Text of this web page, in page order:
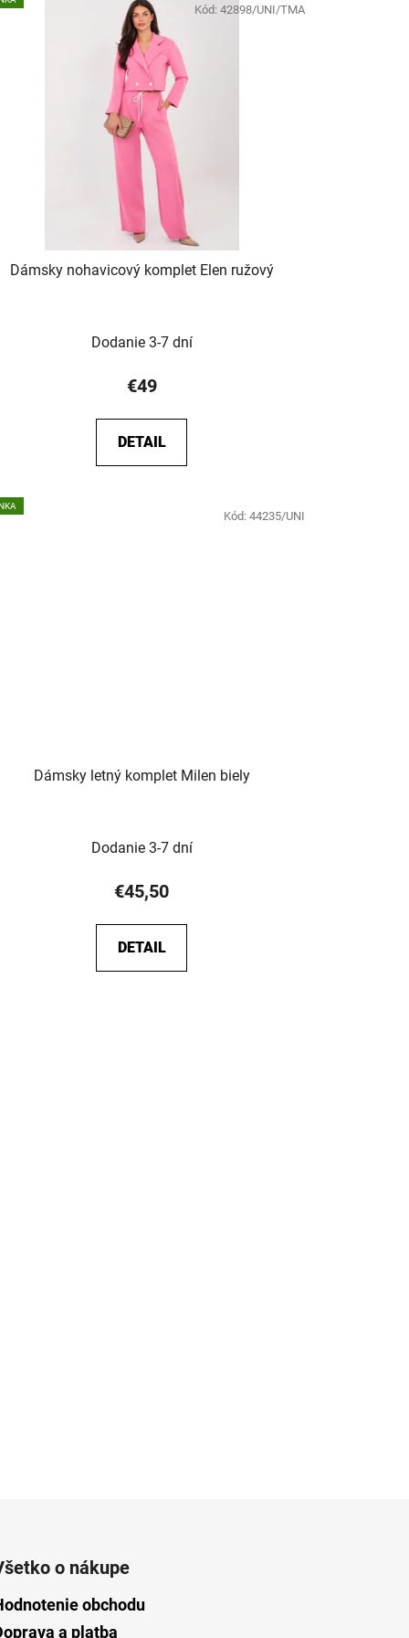
Dámsky nohavicový komplet Elen ružový
Dodanie 3-7 dní
€49
DETAIL
Kód: 42898/UNI/TMA
Dámsky letný komplet Milen biely
Dodanie 3-7 dní
€45,50
DETAIL
Kód: 44235/UNI
o nákupe
obchodu
a platba